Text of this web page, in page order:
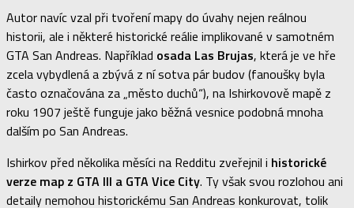
Autor navíc vzal při tvoření mapy do úvahy nejen reálnou
historii, ale i některé historické reálie implikované v samotném
GTA San Andreas. Například osada Las Brujas, která je ve hře
zcela vybydlená a zbývá z ní sotva pár budov (fanoušky byla
často označována za „město duchů“), na Ishirkovově mapě z
roku 1907 ještě funguje jako běžná vesnice podobná mnoha
dalším po San Andreas.
Ishirkov před několika měsíci na Redditu zveřejnil i historické
verze map z GTA III a GTA Vice City. Ty však svou rozlohou ani
detaily nemohou historickému San Andreas konkurovat, tolik